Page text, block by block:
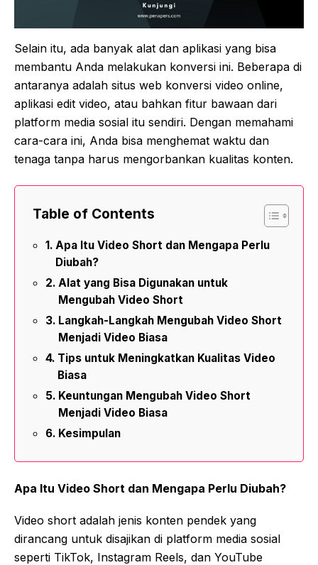
Selain itu, ada banyak alat dan aplikasi yang bisa
membantu Anda melakukan konversi ini. Beberapa di
antaranya adalah situs web konversi video online,
aplikasi edit video, atau bahkan fitur bawaan dari
platform media sosial itu sendiri. Dengan memahami
cara-cara ini, Anda bisa menghemat waktu dan
tenaga tanpa harus mengorbankan kualitas konten.
Table of Contents
Apa Itu Video Short dan Mengapa Perlu
Diubah?
Alat yang Bisa Digunakan untuk
Mengubah Video Short
Langkah-Langkah Mengubah Video Short
Menjadi Video Biasa
Tips untuk Meningkatkan Kualitas Video
Biasa
Keuntungan Mengubah Video Short
Menjadi Video Biasa
Kesimpulan
Apa Itu Video Short dan Mengapa Perlu Diubah?
Video short adalah jenis konten pendek yang
dirancang untuk disajikan di platform media sosial
seperti TikTok, Instagram Reels, dan YouTube